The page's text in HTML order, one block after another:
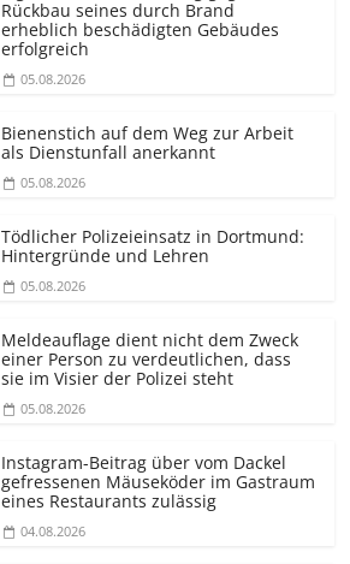
Rückbau seines durch Brand
erheblich beschädigten Gebäudes
erfolgreich
05.08.2026
Bienenstich auf dem Weg zur Arbeit
als Dienstunfall anerkannt
05.08.2026
Tödlicher Polizeieinsatz in Dortmund:
Hintergründe und Lehren
05.08.2026
Meldeauflage dient nicht dem Zweck
einer Person zu verdeutlichen, dass
sie im Visier der Polizei steht
05.08.2026
Instagram-Beitrag über vom Dackel
gefressenen Mäuseköder im Gastraum
eines Restaurants zulässig
04.08.2026